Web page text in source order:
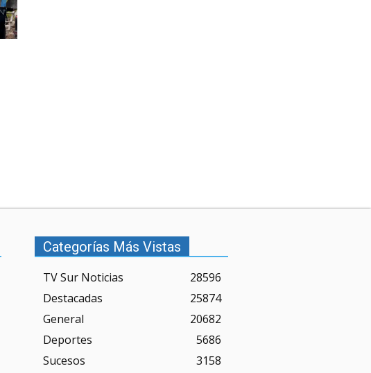
Categorías Más Vistas
TV Sur Noticias
28596
Destacadas
25874
General
20682
Deportes
5686
Sucesos
3158